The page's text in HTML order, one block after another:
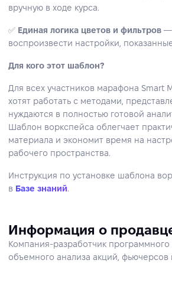
вручную в ходе курса.
✅ Единая логика цветов и фильтров —
воспроизвести настройки,
Для кого этот шаблон?
Для всех участников марафона Smart
хотят работать с методами,
нуждаются в полностью готовой
Шаблон воркспейса облегчает
материала и экономит время на
рабочего пространства.
Инструкция по установке шаблона
в Базе знаний.
Информация о
Компания-разработчик
объемного анализа акций, фьючерсов